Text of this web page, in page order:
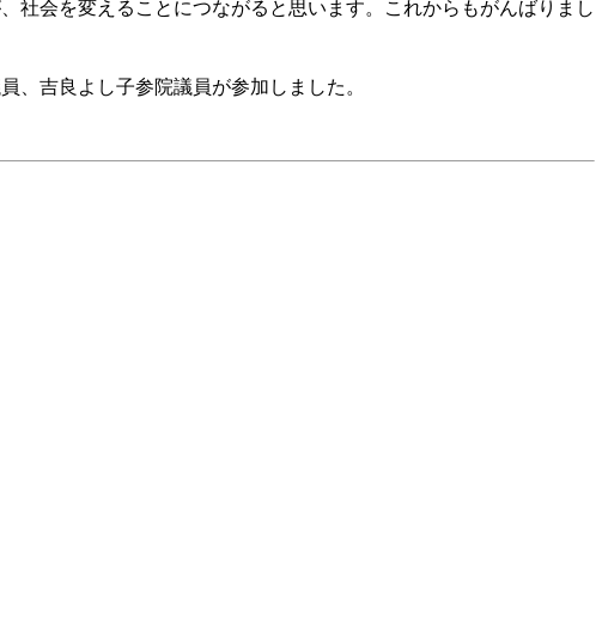
社会を変えることにつながると思います。これからもがんばりまし
、吉良よし子参院議員が参加しました。